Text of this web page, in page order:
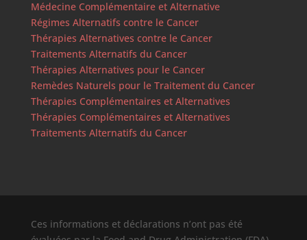
Médecine Complémentaire et Alternative
Régimes Alternatifs contre le Cancer
Thérapies Alternatives contre le Cancer
Traitements Alternatifs du Cancer
Thérapies Alternatives pour le Cancer
Remèdes Naturels pour le Traitement du Cancer
Thérapies Complémentaires et Alternatives
Thérapies Complémentaires et Alternatives
Traitements Alternatifs du Cancer
Ces informations et déclarations n’ont pas été